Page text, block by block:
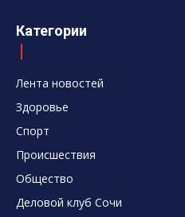
Категории
Лента новостей
Здоровье
Спорт
Происшествия
Общество
Деловой клуб Сочи